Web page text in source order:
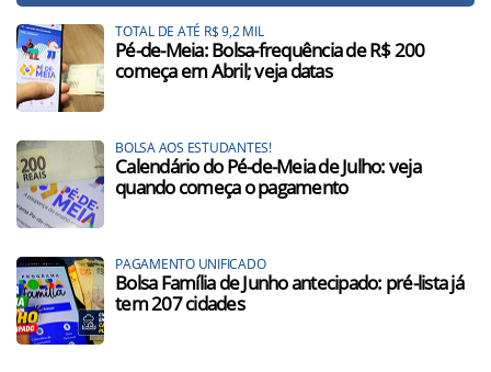
TOTAL DE ATÉ R$ 9,2 MIL
Pé-de-Meia: Bolsa-frequência de R$ 200
começa em Abril; veja datas
BOLSA AOS ESTUDANTES!
Calendário do Pé-de-Meia de Julho: veja
quando começa o pagamento
PAGAMENTO UNIFICADO
Bolsa Família de Junho antecipado: pré-lista já
tem 207 cidades